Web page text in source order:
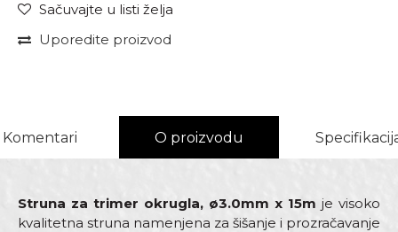
Sačuvajte u listi želja
Uporedite proizvod
Komentari O proizvodu
Struna za trimer okrugla, ø3.0mm x 15m je visoko
kvalitetna struna namenjena za šišanje i prozračavanje